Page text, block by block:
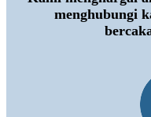
menghubungi